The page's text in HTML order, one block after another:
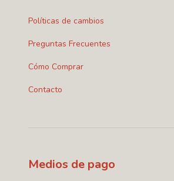
Políticas de cambios
Preguntas Frecuentes
Cómo Comprar
Contacto
Medios de pago